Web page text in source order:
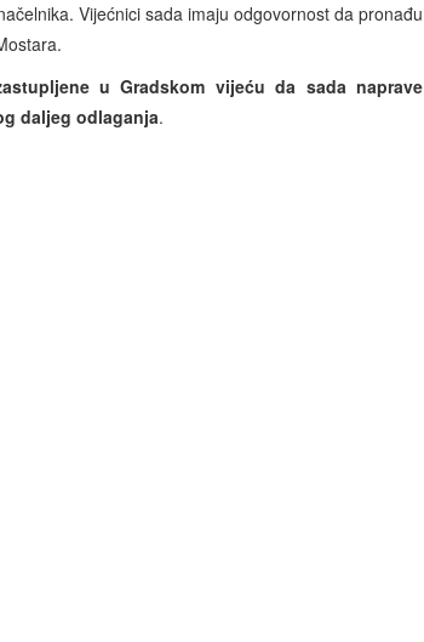
Vijećnici sada imaju odgovornost da pronađu
u Gradskom vijeću da sada naprave
daljeg odlaganja.